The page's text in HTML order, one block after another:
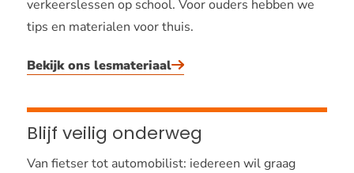
verkeerslessen op school. Voor ouders hebben we
tips en materialen voor thuis.
Bekijk ons lesmateriaal
Blijf veilig onderweg
Van fietser tot automobilist: iedereen wil graag